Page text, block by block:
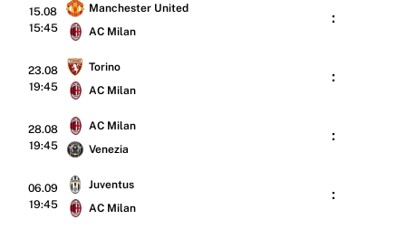
15.08
15:45
Manchester United
AC Milan
:
23.08
19:45
Torino
AC Milan
:
28.08
19:45
AC Milan
Venezia
:
06.09
19:45
Juventus
AC Milan
: